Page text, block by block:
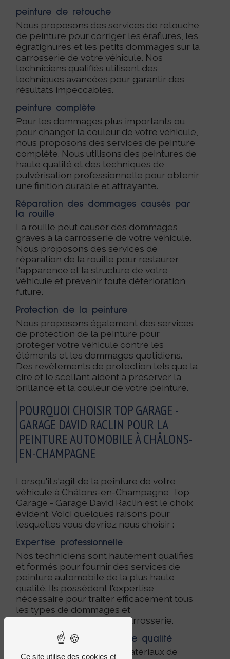
peinture de retouche
Nous proposons des services de retouche
de peinture pour corriger les éraflures, les
égratignures et les petits dommages sur la
carrosserie de votre véhicule. Nos
techniciens qualifiés utilisent des
techniques avancées pour garantir des
résultats impeccables.
peinture complète
Pour les dommages plus importants ou
pour changer la couleur de votre véhicule,
nous proposons des services de peinture
complète. Nous utilisons des peintures de
haute qualité et des techniques de
pulvérisation professionnelle pour obtenir
une finition durable et attrayante.
Réparation des dommages causés par
la rouille
La rouille peut causer des dommages
graves à la carrosserie de votre véhicule.
Nous proposons des services de
réparation de la rouille pour restaurer
l'apparence et la structure de votre
véhicule et prévenir toute détérioration
future.
Protection de la peinture
Nous proposons également des services
de protection de la peinture pour
protéger votre véhicule contre les
éléments et les dommages quotidiens.
Des revêtements de protection tels que la
cire et le scellant aident à préserver la
brillance et la couleur de votre peinture.
POURQUOI CHOISIR TOP GARAGE -
GARAGE DAVID RACLIN POUR LA
PEINTURE AUTOMOBILE À CHÂLONS-
EN-CHAMPAGNE
Lorsqu'il s'agit de la peinture de votre
véhicule à Châlons-en-Champagne, Top
Garage - Garage David Raclin est le choix
évident. Voici quelques raisons pour
lesquelles vous devriez nous choisir :
Expertise professionnelle
Nos techniciens sont hautement qualifiés
et formés pour fournir des services de
peinture automobile de la plus haute
qualité. Ils possèdent l'expertise
nécessaire pour traiter efficacement tous
les types de dommages et
d'embellissements de la carrosserie.
Utilisation de matériaux de qualité
Nous n'utilisons que des matériaux de
Ce site utilise des cookies et